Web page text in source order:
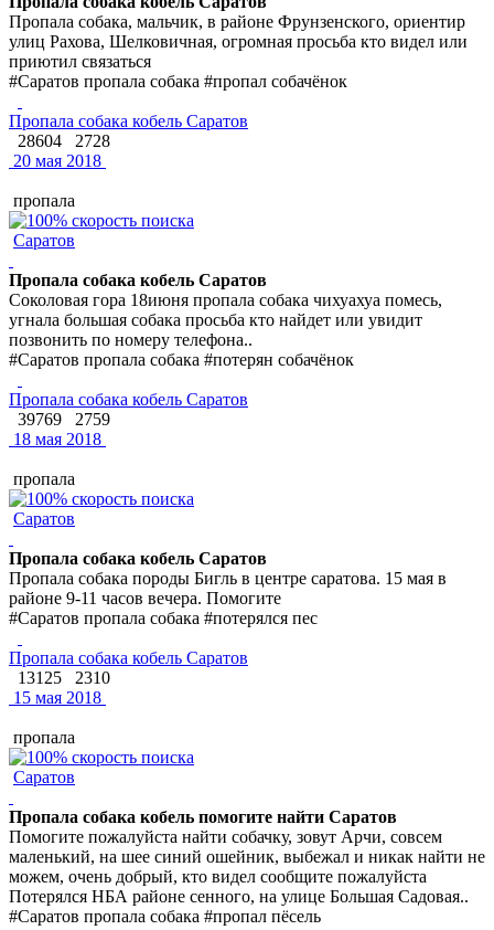
Пропала собака, мальчик, в районе Фрунзенского, ориентир
улиц Рахова, Шелковичная, огромная просьба кто видел или
приютил связаться
#Саратов пропала собака #пропал собачёнок
Пропала собака кобель Саратов
28604
2728
20 мая 2018
пропала
Саратов
Пропала собака кобель Саратов
Соколовая гора 18июня пропала собака чихуахуа помесь,
угнала большая собака просьба кто найдет или увидит
позвонить по номеру телефона..
#Саратов пропала собака #потерян собачёнок
Пропала собака кобель Саратов
39769
2759
18 мая 2018
пропала
Саратов
Пропала собака кобель Саратов
Пропала собака породы Бигль в центре саратова. 15 мая в
районе 9-11 часов вечера. Помогите
#Саратов пропала собака #потерялся пес
Пропала собака кобель Саратов
13125
2310
15 мая 2018
пропала
Саратов
Пропала собака кобель помогите найти Саратов
Помогите пожалуйста найти собачку, зовут Арчи, совсем
маленький, на шее синий ошейник, выбежал и никак найти не
можем, очень добрый, кто видел сообщите пожалуйста
Потерялся НБА районе сенного, на улице Большая Садовая..
#Саратов пропала собака #пропал пёсель